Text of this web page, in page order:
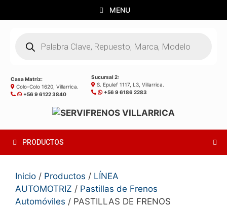
al
MENU
productos
Casa Matríz:
Colo-Colo 1620, Villarrica.
+56 9 6122 3840
Sucursal 2:
S. Epulef 1117, L3, Villarrica.
+56 9 6186 2283
PRODUCTOS
Inicio / Productos / LÍNEA
AUTOMOTRIZ / Pastillas de Frenos
Automóviles / PASTILLAS DE FRENOS